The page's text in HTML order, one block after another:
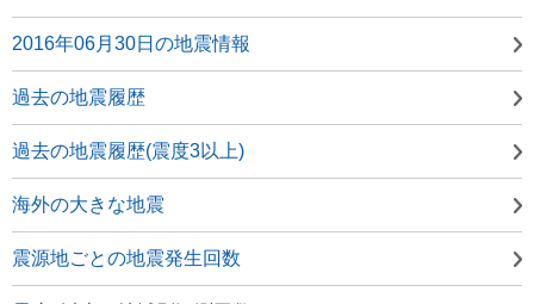
2016年06月30日の地震情報
過去の地震履歴
過去の地震履歴(震度3以上)
海外の大きな地震
震源地ごとの地震発生回数